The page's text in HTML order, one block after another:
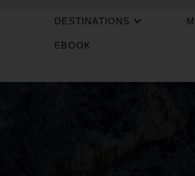
DESTINATIONS
EBOOK